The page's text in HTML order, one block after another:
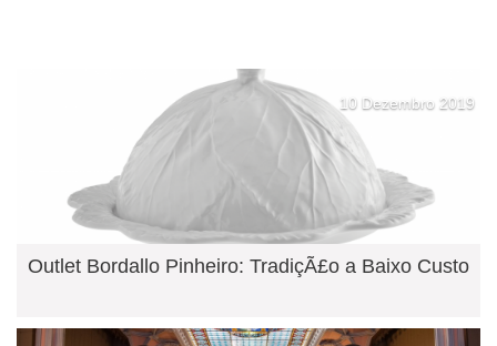
10 Dezembro 2019
Outlet Bordallo Pinheiro: TradiçÃ£o a Baixo Custo